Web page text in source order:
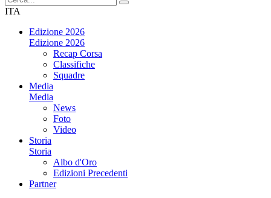
ITA
Edizione 2026
Edizione 2026
Recap Corsa
Classifiche
Squadre
Media
Media
News
Foto
Video
Storia
Storia
Albo d'Oro
Edizioni Precedenti
Partner